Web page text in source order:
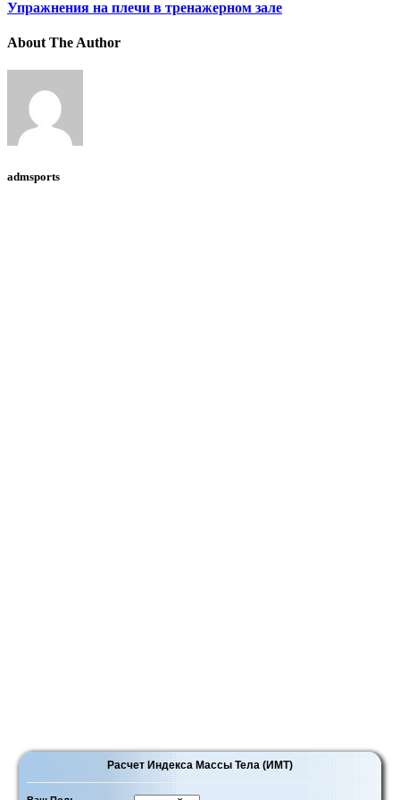
Упражнения на плечи в тренажерном зале
About The Author
admsports
Расчет Индекса Массы Тела (ИМТ)